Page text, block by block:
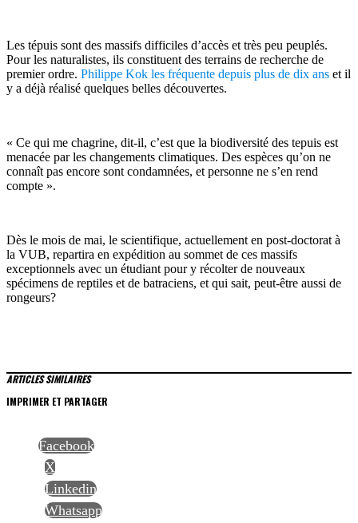
Les tépuis sont des massifs difficiles d’accès et très peu peuplés.
Pour les naturalistes, ils constituent des terrains de recherche de
premier ordre. Philippe Kok les fréquente depuis plus de dix ans et il
y a déjà réalisé quelques belles découvertes.
« Ce qui me chagrine, dit-il, c’est que la biodiversité des tepuis est
menacée par les changements climatiques. Des espèces qu’on ne
connaît pas encore sont condamnées, et personne ne s’en rend
compte ».
Dès le mois de mai, le scientifique, actuellement en post-doctorat à
la VUB, repartira en expédition au sommet de ces massifs
exceptionnels avec un étudiant pour y récolter de nouveaux
spécimens de reptiles et de batraciens, et qui sait, peut-être aussi de
rongeurs?
ARTICLES SIMILAIRES
IMPRIMER ET PARTAGER
Facebook
X
Linkedin
Whatsapp